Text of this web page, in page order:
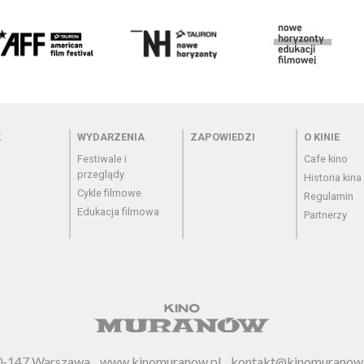
- cennik Menu - wydarzenia
WYDARZENIA
Festiwale i
przeglądy
Cykle filmowe
Edukacja filmowa
Menu - zapowiedzi
ZAPOWIEDZI Menu -
O KINIE
Cafe kino
Historia kina
Regulamin
Partnerzy
147 Warszawa www.kinomuranow.pl